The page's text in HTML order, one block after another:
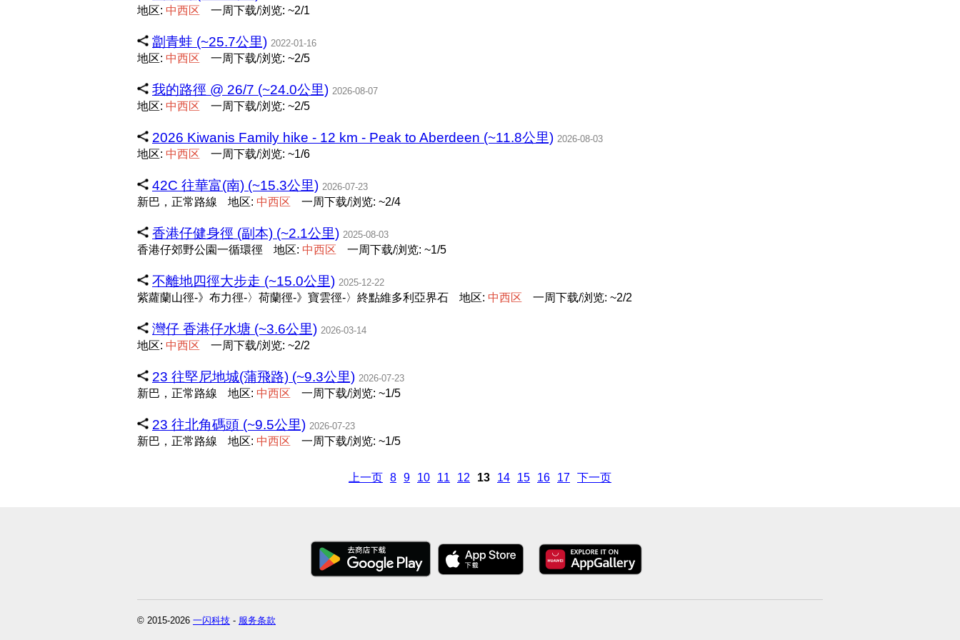
地区: 中西区 一周下载/浏览: ~2/1
劏青蛙 (~25.7公里) 2022-01-16
地区: 中西区 一周下载/浏览: ~2/5
我的路徑 @ 26/7 (~24.0公里) 2026-08-07
地区: 中西区 一周下载/浏览: ~2/5
2026 Kiwanis Family hike - 12 km - Peak to Aberdeen (~11.8公里) 2026-08-03
地区: 中西区 一周下载/浏览: ~1/6
42C 往華富(南) (~15.3公里) 2026-07-23
新巴，正常路線 地区: 中西区 一周下载/浏览: ~2/4
香港仔健身徑 (副本) (~2.1公里) 2025-08-03
香港仔郊野公園一循環徑 地区: 中西区 一周下载/浏览: ~1/5
不離地四徑大步走 (~15.0公里) 2025-12-22
紫蘿蘭山徑-》布力徑-〉荷蘭徑-》寶雲徑-〉終點維多利亞界石 地区: 中西区 一周下载/浏览: ~2/2
灣仔 香港仔水塘 (~3.6公里) 2026-03-14
地区: 中西区 一周下载/浏览: ~2/2
23 往堅尼地城(蒲飛路) (~9.3公里) 2026-07-23
新巴，正常路線 地区: 中西区 一周下载/浏览: ~1/5
23 往北角碼頭 (~9.5公里) 2026-07-23
新巴，正常路線 地区: 中西区 一周下载/浏览: ~1/5
上一页 8 9 10 11 12 13 14 15 16 17 下一页
© 2015-2026 一闪科技 - 服务条款